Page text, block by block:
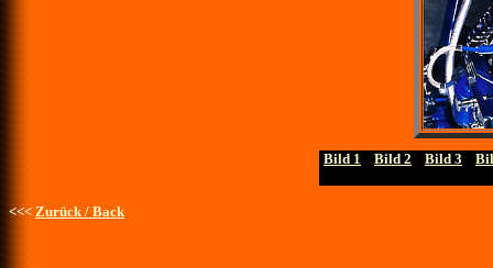
Bild 1 Bild 2 Bild 3
<<< Zurück / Back